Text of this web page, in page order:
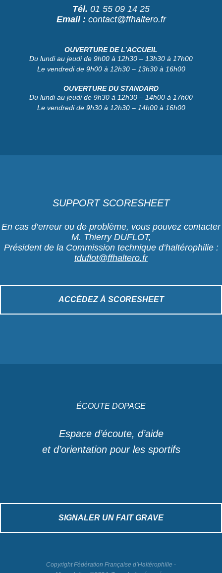
Tél. 01 55 09 14 25
Email : contact@ffhaltero.fr
OUVERTURE DE L’ACCUEIL
Du lundi au jeudi de 9h00 à 12h30 – 13h30 à 17h00
Le vendredi de 9h00 à 12h30 – 13h30 à 16h00
OUVERTURE DU STANDARD
Du lundi au jeudi de 9h30 à 12h30 – 14h00 à 17h00
Le vendredi de 9h30 à 12h30 – 14h00 à 16h00
SUPPORT SCORESHEET
En cas d’erreur ou de problème, vous pouvez contacter
M. Thierry DUFLOT,
Président de la Commission technique d’haltérophilie :
tduflot@ffhaltero.fr
ACCÉDEZ À SCORESHEET
ÉCOUTE DOPAGE
Espace d’écoute, d’aide
et d’orientation pour les sportifs
SIGNALER UN FAIT GRAVE
Copyright Fédération Française d’Haltérophilie -